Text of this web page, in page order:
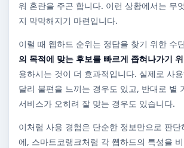
워 혼란을 주곤 합니다. 이런 상황에서는 무
지 막막해지기 마련입니다.
이럴 때 웹하드 순위는 정답을 찾기 위한 수
의 목적에 맞는 후보를 빠르게 좁혀나가기
용하시는 것이 더 효과적입니다. 실제로 사
달리 불편을 느끼는 경우도 있고, 반대로 별
서비스가 오히려 잘 맞는 경우도 있습니다.
이처럼 사용 경험은 단순한 정보만으로 판
에, 스마트코랭크처럼 각 웹하드의 특성을